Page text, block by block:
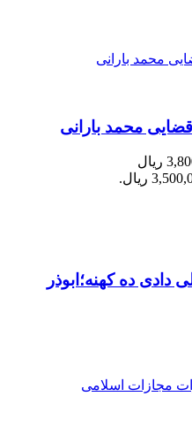
محمد بارانی
قیمت اصلی: 3,800,000 ریال
ده کهنه؛ابوذر